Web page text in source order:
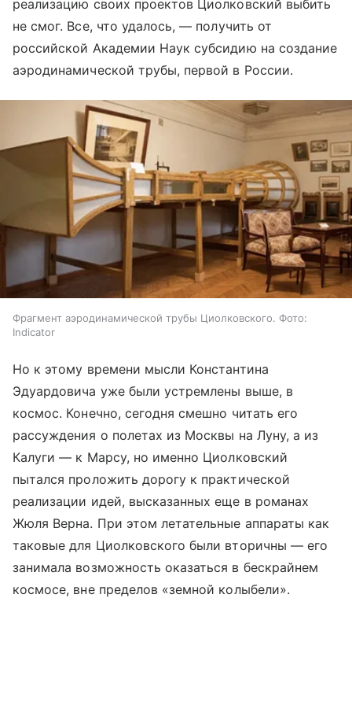
реализацию своих проектов Циолковский выбить
не смог. Все, что удалось, — получить от
российской Академии Наук субсидию на создание
аэродинамической трубы, первой в России.
Фрагмент аэродинамической трубы Циолковского. Фото:
Indicator
Но к этому времени мысли Константина
Эдуардовича уже были устремлены выше, в
космос. Конечно, сегодня смешно читать его
рассуждения о полетах из Москвы на Луну, а из
Калуги — к Марсу, но именно Циолковский
пытался проложить дорогу к практической
реализации идей, высказанных еще в романах
Жюля Верна. При этом летательные аппараты как
таковые для Циолковского были вторичны — его
занимала возможность оказаться в бескрайнем
космосе, вне пределов «земной колыбели».